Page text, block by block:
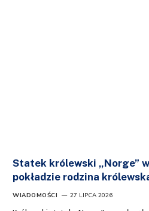
Statek królewski „Norge”
pokładzie rodzina
WIADOMOŚCI 27 LIPCA 2026